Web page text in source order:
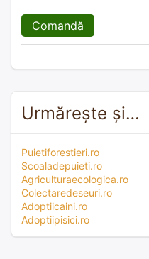
Comandă
Urmărește și…
Puietiforestieri.ro
Scoaladepuieti.ro
Agriculturaecologica.ro
Colectaredeseuri.ro
Adoptiicaini.ro
Adoptiipisici.ro